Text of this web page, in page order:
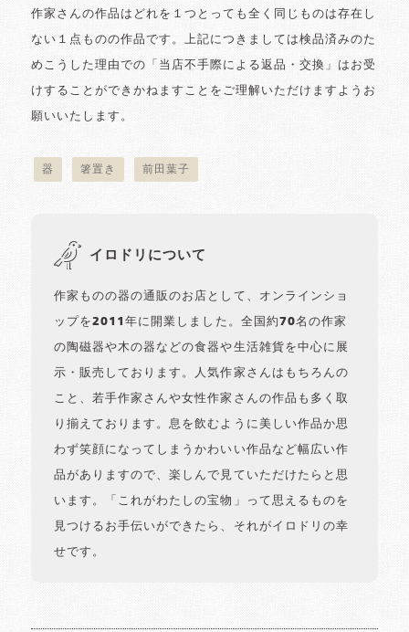
作家さんの作品はどれを１つとっても全く同じものは存在し
ない１点ものの作品です。上記につきましては検品済みのた
めこうした理由での「当店不手際による返品・交換」はお受
けすることができかねますことをご理解いただけますようお
願いいたします。
器 箸置き 前田葉子
イロドリについて
作家ものの器の通販のお店として、オンラインショ
ップを2011年に開業しました。全国約70名の作家
の陶磁器や木の器などの食器や生活雑貨を中心に展
示・販売しております。人気作家さんはもちろんの
こと、若手作家さんや女性作家さんの作品も多く取
り揃えております。息を飲むように美しい作品か思
わず笑顔になってしまうかわいい作品など幅広い作
品がありますので、楽しんで見ていただけたらと思
います。「これがわたしの宝物」って思えるものを
見つけるお手伝いができたら、それがイロドリの幸
せです。